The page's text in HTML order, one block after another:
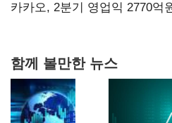
만에 다시 40%대
카카오, 2분기 영업익 2770
함께 볼만한 뉴스